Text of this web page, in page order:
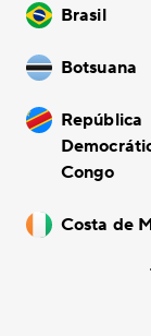
Brasil
Botsuana
República
Congo
Costa de